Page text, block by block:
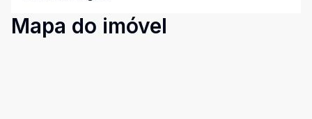
Mapa do imóvel